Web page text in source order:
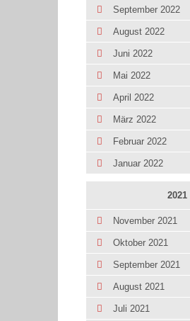
September 2022
August 2022
Juni 2022
Mai 2022
April 2022
März 2022
Februar 2022
Januar 2022
2021
November 2021
Oktober 2021
September 2021
August 2021
Juli 2021